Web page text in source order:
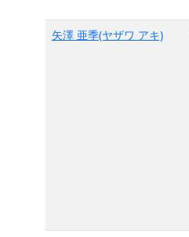
矢澤 亜季(ヤザワ アキ)